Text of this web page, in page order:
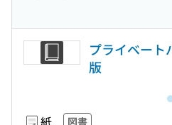
プライベート
版
紙 図書